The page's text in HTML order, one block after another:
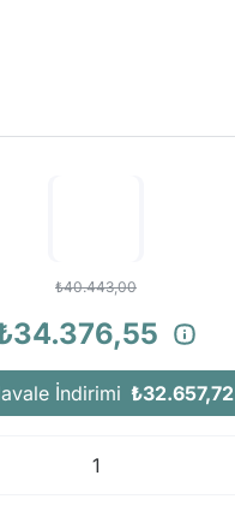
₺40.443,00
İndirimi ₺32.657,72